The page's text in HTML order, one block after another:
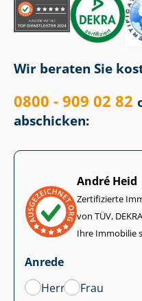
Wir beraten Sie
0800 - 909 02 82
abschicken:
André Heid
Zertifizierte
von TÜV,
Ihre Immobilie
Anrede
Herr
Frau